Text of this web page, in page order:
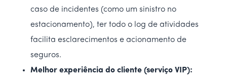
caso de incidentes (como um sinistro no
estacionamento), ter todo o log de atividades
facilita esclarecimentos e acionamento de
seguros.
Melhor experiência do cliente (serviço VIP):